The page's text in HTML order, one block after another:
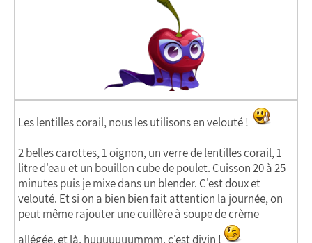
Les lentilles corail, nous les utilisons en velouté !
2 belles carottes, 1 oignon, un verre de lentilles corail, 1
litre d'eau et un bouillon cube de poulet. Cuisson 20 à 25
minutes puis je mixe dans un blender. C'est doux et
velouté. Et si on a bien bien fait attention la journée, on
peut même rajouter une cuillère à soupe de crème
allégée, et là, huuuuuuummm, c'est divin !